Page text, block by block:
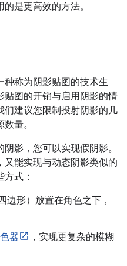
是更高效的方法。
种称为阴影贴图的技术生
贴图的开销与启用阴影的情
们建议您限制投射阴影的几
量。
影，您可以实现假阴影。
能实现与动态阴影类似的
式：
边形）放置在角色之下，
器
，实现更复杂的模糊